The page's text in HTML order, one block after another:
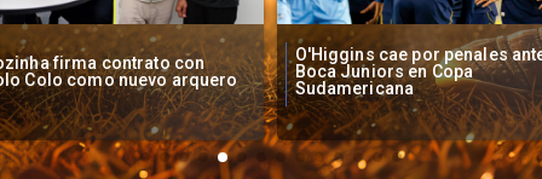
cae por penales ante
Juniors en Copa
Operadores de apuestas
piden acelerar regulación en
Chile